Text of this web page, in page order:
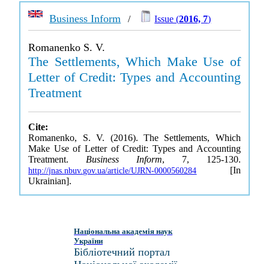
Business Inform / Issue (2016, 7)
Romanenko S. V.
The Settlements, Which Make Use of
Letter of Credit: Types and Accounting
Treatment
Cite:
Romanenko, S. V. (2016). The Settlements, Which
Make Use of Letter of Credit: Types and Accounting
Treatment. Business Inform, 7, 125-130.
http://jnas.nbuv.gov.ua/article/UJRN-0000560284 [In
Ukrainian].
Національна академія наук
України
Бібліотечний портал